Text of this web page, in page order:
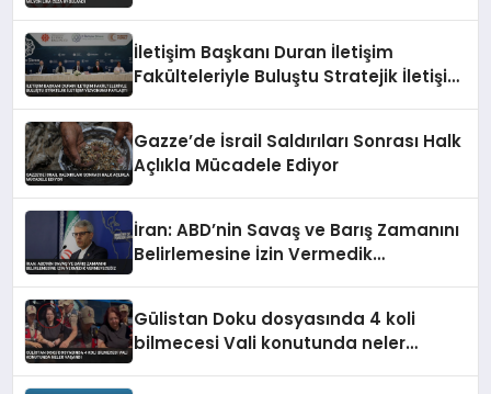
İletişim Başkanı Duran İletişim
Fakülteleriyle Buluştu Stratejik İletişim
Gazze’de İsrail Saldırıları Sonrası Halk
Açlıkla Mücadele Ediyor
İran: ABD’nin Savaş ve Barış Zamanını
Belirlemesine İzin Vermedik
Gülistan Doku dosyasında 4 koli
bilmecesi Vali konutunda neler